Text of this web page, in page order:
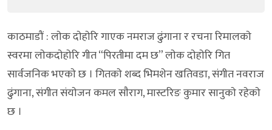
काठमाडौं : लाेक दाेहाेरि गाएक नमराज ढुंगाना र रचना रिमालकाे
स्वरमा लाेकदाेहाेरि गीत “पिरतीमा दम छ” लाेक दाेहाेरि गित
सार्वजनिक भएकाे छ । गितकाे शब्द भिमशेन खतिवडा, संगीत नवराज
ढुंगाना, संगीत संयाेजन कमल साैराग, मास्टरिङ कुमार सानुकाे रहेकाे
छ ।